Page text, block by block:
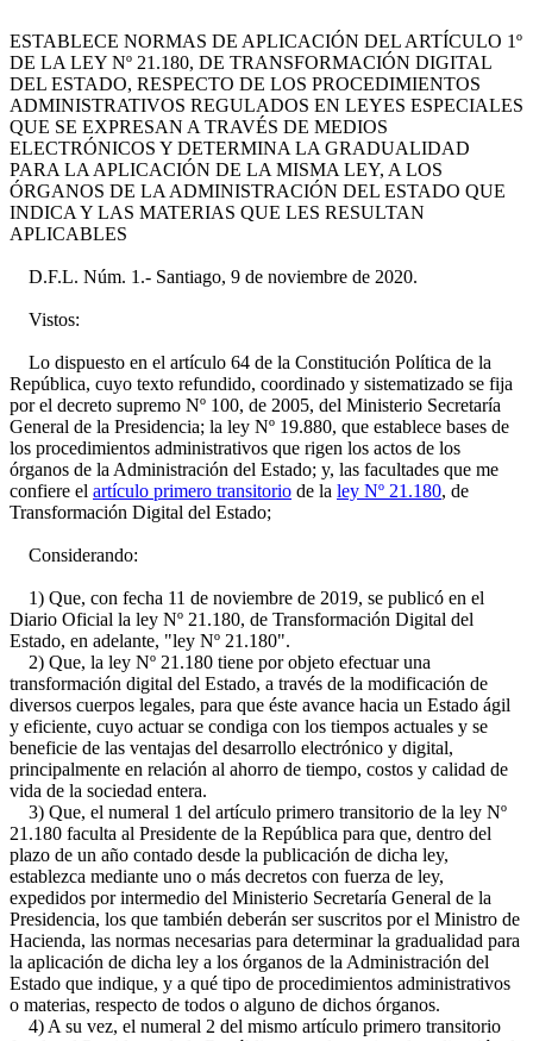
ESTABLECE NORMAS DE APLICACIÓN DEL ARTÍCULO 1º
DE LA LEY Nº 21.180, DE TRANSFORMACIÓN DIGITAL
DEL ESTADO, RESPECTO DE LOS PROCEDIMIENTOS
ADMINISTRATIVOS REGULADOS EN LEYES ESPECIALES
QUE SE EXPRESAN A TRAVÉS DE MEDIOS
ELECTRÓNICOS Y DETERMINA LA GRADUALIDAD
PARA LA APLICACIÓN DE LA MISMA LEY, A LOS
ÓRGANOS DE LA ADMINISTRACIÓN DEL ESTADO QUE
INDICA Y LAS MATERIAS QUE LES RESULTAN
APLICABLES
D.F.L. Núm. 1.- Santiago, 9 de noviembre de 2020.
Vistos:
Lo dispuesto en el artículo 64 de la Constitución Política de la
República, cuyo texto refundido, coordinado y sistematizado se fija
por el decreto supremo Nº 100, de 2005, del Ministerio Secretaría
General de la Presidencia; la ley Nº 19.880, que establece bases de
los procedimientos administrativos que rigen los actos de los
órganos de la Administración del Estado; y, las facultades que me
confiere el artículo primero transitorio de la ley Nº 21.180, de
Transformación Digital del Estado;
Considerando:
1) Que, con fecha 11 de noviembre de 2019, se publicó en el
Diario Oficial la ley Nº 21.180, de Transformación Digital del
Estado, en adelante, "ley Nº 21.180".
2) Que, la ley Nº 21.180 tiene por objeto efectuar una
transformación digital del Estado, a través de la modificación de
diversos cuerpos legales, para que éste avance hacia un Estado ágil
y eficiente, cuyo actuar se condiga con los tiempos actuales y se
beneficie de las ventajas del desarrollo electrónico y digital,
principalmente en relación al ahorro de tiempo, costos y calidad de
vida de la sociedad entera.
3) Que, el numeral 1 del artículo primero transitorio de la ley Nº
21.180 faculta al Presidente de la República para que, dentro del
plazo de un año contado desde la publicación de dicha ley,
establezca mediante uno o más decretos con fuerza de ley,
expedidos por intermedio del Ministerio Secretaría General de la
Presidencia, los que también deberán ser suscritos por el Ministro de
Hacienda, las normas necesarias para determinar la gradualidad para
la aplicación de dicha ley a los órganos de la Administración del
Estado que indique, y a qué tipo de procedimientos administrativos
o materias, respecto de todos o alguno de dichos órganos.
4) A su vez, el numeral 2 del mismo artículo primero transitorio